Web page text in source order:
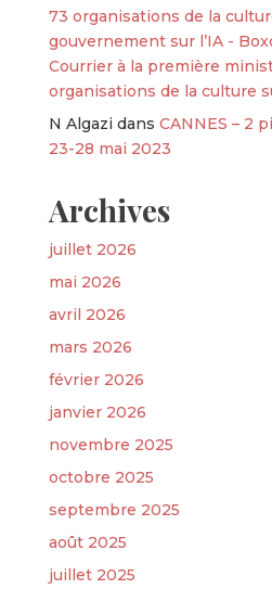
73 organisations de la
gouvernement sur l’IA -
Courrier à la première
organisations de la culture
N Algazi dans CANNES – 2
23-28 mai 2023
Archives
juillet 2026
mai 2026
avril 2026
mars 2026
février 2026
janvier 2026
novembre 2025
octobre 2025
septembre 2025
août 2025
juillet 2025